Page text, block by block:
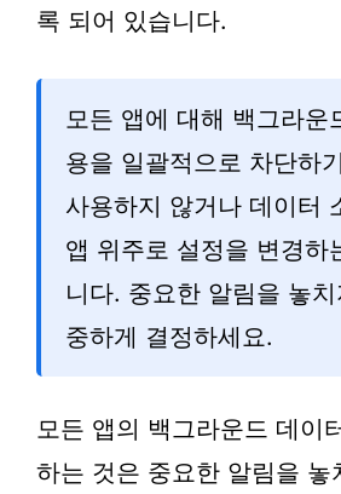
록 되어 있습니다.
모든 앱에 대해 백그라운
용을 일괄적으로 차단하
사용하지 않거나 데이터
앱 위주로 설정을 변경하
니다. 중요한 알림을 놓
중하게 결정하세요.
모든 앱의 백그라운드 데이
하는 것은 중요한 알림을 놓